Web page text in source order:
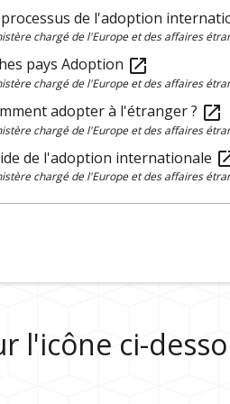
de l'adoption
chargé de l'Europe et des affaires
pays Adoption open_in_new
chargé de l'Europe et des affaires
adopter à l'étranger ? open_in_new
chargé de l'Europe et des affaires
de l'adoption internationale
chargé de l'Europe et des affaires
l'icône ci-